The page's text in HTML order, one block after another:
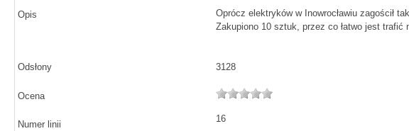
Opis
Oprócz elektryków w Inowrocławiu zagościł
Zakupiono 10 sztuk, przez co łatwo jest trafić
Odsłony 3128
Ocena
Numer linii
16